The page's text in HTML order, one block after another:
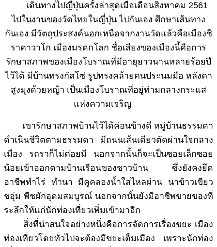
เดินทางไปญี่ปุ่นครั้งล่าสุดเมื่อเดือนสิงหาคม 2561
ไปในงานของวัดไทยในญี่ปุ่น ไปกันเอง ศึกษาเส้นทาง
กันเอง มีวัตถุประสงค์นอกเหนือจากงานวัดแล้วคือเมืองชิ
ราคาวาโก เมืองมรดกโลก ชื่อเสียงของเมืองนี้คือการ
รักษาสภาพของเมืองโบราณที่มีอายุยาวนานหลายร้อยปี
ไว้ได้ มีบ้านทรงกัสโซ่ รูปทรงคล้ายคนประนมมือ หลังคา
สูงมุงด้วยหญ้า เป็นเมืองโบราณที่อยู่ท่ามกลางกระแส
แห่งความเจริญ
เขารักษาสภาพบ้านไว้ได้ค่อนข้างดี หมู่บ้านธรรมดา
ดำเนินชีวิตตามธรรมดา มีถนนเส้นเดียวตัดผ่านใจกลาง
เมือง รถราก็ไม่ค่อยมี นอกจากนั้นก็จะเป็นซอยเล็กซอย
น้อยเข้าออกตามบ้านเรือนของชาวบ้าน ซึ่งยังคงยึด
อาชีพทำไร่ ทำนา มีคูคลองน้ำใสไหลผ่าน นาข้าวเขียว
ชอุ่ม พืชผักอุดมสมบูรณ์ นอกจากนั้นยังมีอาชีพขายของที่
ระลึกให้แก่นักท่องเที่ยวเพิ่มเข้ามาอีก
สิ่งที่น่าสนใจอย่างหนึ่งคือการจัดการเรื่องขยะ เมือง
ท่องเที่ยวโดยทั่วไปจะต้องมีขยะเต็มเมือง เพราะนักท่อง